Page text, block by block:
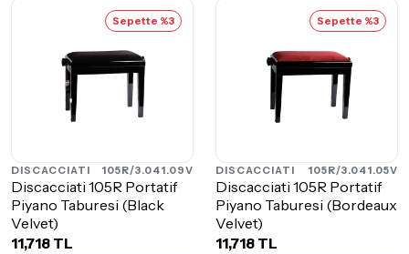
Sepette %3
DISCACCIATI 105R/3.041.09V
Discacciati 105R Portatif
Piyano Taburesi (Black
Velvet)
11,718 TL
Sepette %3
DISCACCIATI 105R/3.041.05V
Discacciati 105R Portatif
Piyano Taburesi (Bordeaux
Velvet)
11,718 TL